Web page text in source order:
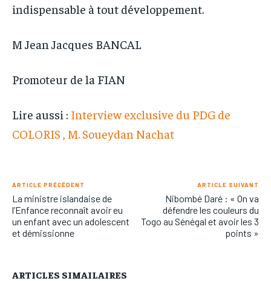
indispensable à tout développement.
M Jean Jacques BANCAL
Promoteur de la FIAN
Lire aussi : Interview exclusive du PDG de
COLORIS , M. Soueydan Nachat
ARTICLE PRÉCÉDENT
La ministre islandaise de
l’Enfance reconnaît avoir eu
un enfant avec un adolescent
et démissionne
ARTICLE SUIVANT
Nibombé Daré : « On va
défendre les couleurs du
Togo au Sénégal et avoir les 3
points »
ARTICLES SIMAILAIRES